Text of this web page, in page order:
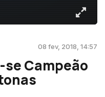
08 fev, 2018, 14:57
Campeão